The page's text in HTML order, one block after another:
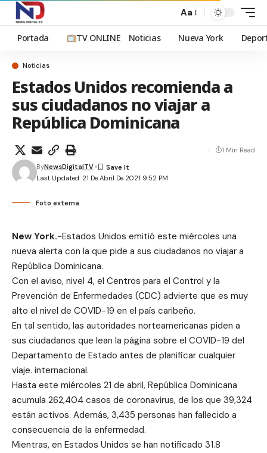
Aa
Portada TV ONLINE Noticias Nueva York
Noticias
Estados Unidos recomienda a
sus ciudadanos no viajar a
República Dominicana
Last Updated: 21 De Abril De 2021 9:52 PM
ByNewsDigitalTV
1 Min Read
Foto externa
New York.-Estados Unidos emitió este miércoles una
nueva alerta con la que pide a sus ciudadanos no viajar a
República Dominicana.
Con el aviso, nivel 4, el Centros para el Control y la
Prevención de Enfermedades (CDC) advierte que es muy
alto el nivel de COVID-19 en el país caribeño.
En tal sentido, las autoridades norteamericanas piden a
sus ciudadanos que lean la página sobre el COVID-19 del
Departamento de Estado antes de planificar cualquier
viaje. internacional.
Hasta este miércoles 21 de abril, República Dominicana
acumula 262,404 casos de coronavirus, de los que 39,324
están activos. Además, 3,435 personas han fallecido a
consecuencia de la enfermedad.
Mientras, en Estados Unidos se han notificado 31.8